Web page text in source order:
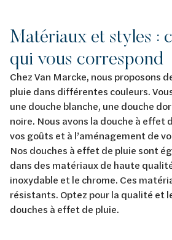
Matériaux et styles :
qui vous correspond
Chez Van Marcke, nous proposons
pluie dans différentes couleurs.
une douche blanche, une douche
noire. Nous avons la douche à effet
vos goûts et à l’aménagement de
Nos douches à effet de pluie sont
dans des matériaux de haute
inoxydable et le chrome. Ces
résistants. Optez pour la qualité et
douches à effet de pluie.